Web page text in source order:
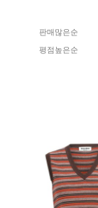
판매많은순
평점높은순